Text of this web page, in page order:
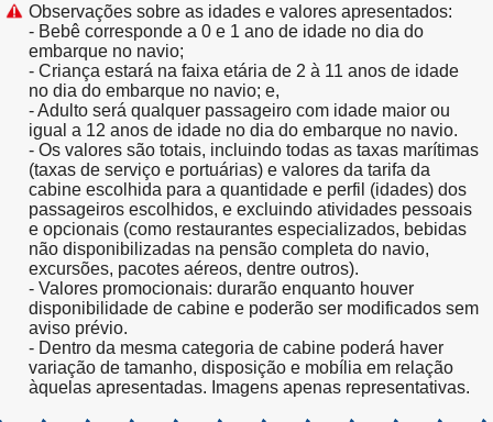
Observações sobre as idades e valores apresentados:
- Bebê corresponde a 0 e 1 ano de idade no dia do
embarque no navio;
- Criança estará na faixa etária de 2 à 11 anos de idade
no dia do embarque no navio; e,
- Adulto será qualquer passageiro com idade maior ou
igual a 12 anos de idade no dia do embarque no navio.
- Os valores são totais, incluindo todas as taxas marítimas
(taxas de serviço e portuárias) e valores da tarifa da
cabine escolhida para a quantidade e perfil (idades) dos
passageiros escolhidos, e excluindo atividades pessoais
e opcionais (como restaurantes especializados, bebidas
não disponibilizadas na pensão completa do navio,
excursões, pacotes aéreos, dentre outros).
- Valores promocionais: durarão enquanto houver
disponibilidade de cabine e poderão ser modificados sem
aviso prévio.
- Dentro da mesma categoria de cabine poderá haver
variação de tamanho, disposição e mobília em relação
àquelas apresentadas. Imagens apenas representativas.